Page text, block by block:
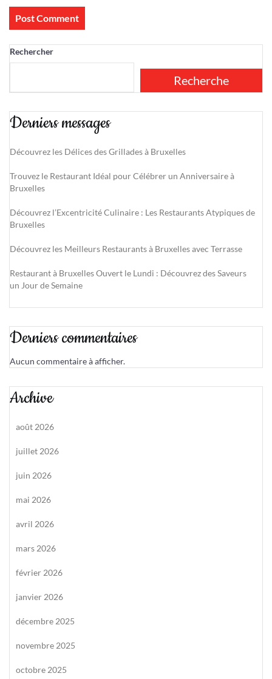
Rechercher
Recherche
Derniers messages
Découvrez les Délices des Grillades à Bruxelles
Trouvez le Restaurant Idéal pour Célébrer un Anniversaire à
Bruxelles
Découvrez l’Excentricité Culinaire : Les Restaurants Atypiques de
Bruxelles
Découvrez les Meilleurs Restaurants à Bruxelles avec Terrasse
Restaurant à Bruxelles Ouvert le Lundi : Découvrez des Saveurs
un Jour de Semaine
Derniers commentaires
Aucun commentaire à afficher.
Archive
août 2026
juillet 2026
juin 2026
mai 2026
avril 2026
mars 2026
février 2026
janvier 2026
décembre 2025
novembre 2025
octobre 2025